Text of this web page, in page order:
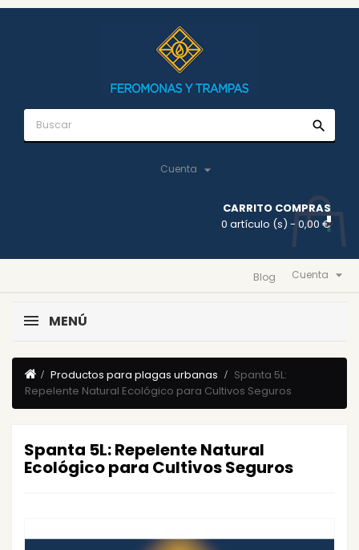
search
Cuenta 
CARRITO COMPRAS
0 artículo (s) - 0,00 €
Cuenta 
Blog
MENÚ
Productos para plagas urbanas
Spanta 5L:
Repelente Natural Ecológico para Cultivos Seguros
Spanta 5L: Repelente Natural
Ecológico para Cultivos Seguros